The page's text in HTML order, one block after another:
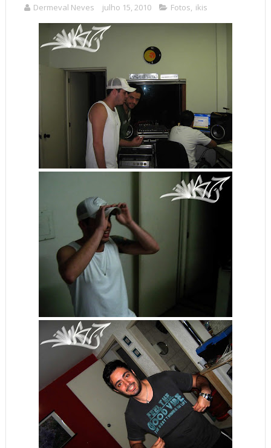
Dermeval Neves julho 15, 2010 Fotos, ikis